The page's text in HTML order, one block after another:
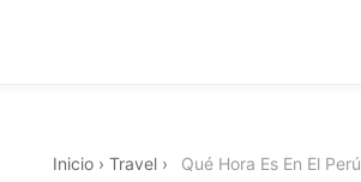
Inicio › Travel › Qué Hora Es En El Perú